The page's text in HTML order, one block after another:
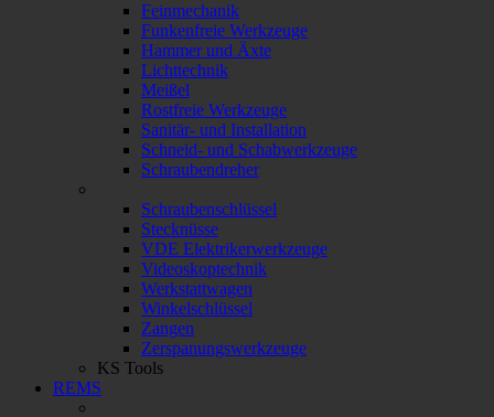
Feinmechanik
Funkenfreie Werkzeuge
Hammer und Äxte
Lichttechnik
Meißel
Rostfreie Werkzeuge
Sanitär- und Installation
Schneid- und Schabwerkzeuge
Schraubendreher
Schraubenschlüssel
Stecknüsse
VDE Elektrikerwerkzeuge
Videoskoptechnik
Werkstattwagen
Winkelschlüssel
Zangen
Zerspanungswerkzeuge
KS Tools
REMS